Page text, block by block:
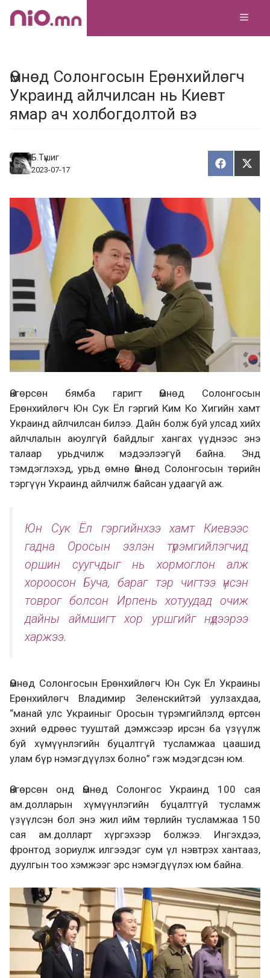
Skip
Өмнөд Солонгосын Ерөнхийлөгч
Украинд айлчилсан нь Киевт
ямар ач холбогдолтой вэ
Б.Түшиг
2023-07-17
Х
у
а
а
л
ц
Т
ү
э
э
Өнгөрсөн бямба гаригт Өмнөд Солонгосын
Ерөнхийлөгч Юн Сук Ёл гэргий Ким Ко Хигийн хамт
Украинд айлчилсан билээ. Дайн болж буй улсад хийх
айлчлалын аюулгүй байдлыг хангах үүднээс энэ
талаар урьдчилж мэдээлээгүй байна. Энд
тэмдэглэхэд, урьд өмнө Өмнөд Солонгосын төрийн
тэргүүн Украинд айлчилж байсан удаагүй аж.
Юн Сук Ёл гэргийнхээ хамт Киевээс
гадна Оросын эзлэн түрэмгийлэгчид
оршин суугчдыг нь хормоглон алж
хороосон Буча, бараг тэр чигтээ үнсэн
товрог болсон Ирпень хотуудад очиж
дайны аймшигт хор уршгийг нүдээрээ
харжээ.
Өмнөд Солонгосын Ерөнхийлөгч Юн Сук Ёл Украины
Ерөнхийлөгч Владимир Зеленскийтэй уулзахдаа,
“манай улс Украиныг Оросын түрэмгийлэлд өртсөн
эхний өдрөөс тууштай дэмжсээр ирсэн ба үзүүлж
буй хүмүүнлэгийн буцалтгүй тусламжаа цаашид
улам бүр нэмэгдүүлэх болно” гэж мэдэгдсэн юм.
Өнгөрсөн онд Өмнөд Солонгос Украинд 100 сая
ам.долларын хүмүүнлэгийн буцалтгүй тусламж
үзүүлсэн бол энэ жил ийм төрлийн тусламжаа 150
сая ам.долларт хүргэхээр болжээ. Ингэхдээ,
фронтод зориулж илгээдэг сум үл нэвтрэх хантааз,
дуулгын тоо хэмжээг эрс нэмэгдүүлэх юм байна.